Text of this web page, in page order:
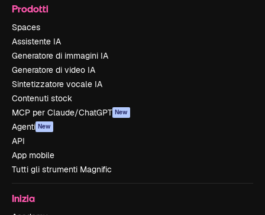
Prodotti
Spaces
Assistente IA
Generatore di immagini IA
Generatore di video IA
Sintetizzatore vocale IA
Contenuti stock
MCP per Claude/ChatGPT New
Agenti New
API
App mobile
Tutti gli strumenti Magnific
Inizia